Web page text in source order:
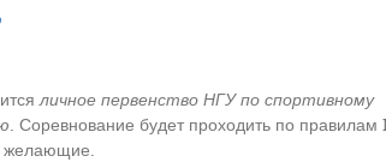
личное первенство НГУ по спортивному
. Соревнование будет проходить по правилам
желающие.